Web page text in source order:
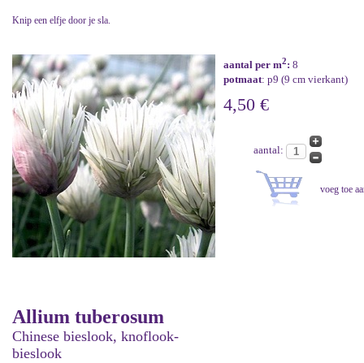
Knip een elfje door je sla.
aantal per m2: 8
potmaat: p9 (9 cm vierkant)
4,50 €
aantal:
Allium tuberosum
Chinese bieslook, knoflook-
bieslook